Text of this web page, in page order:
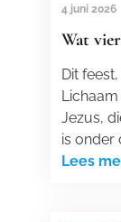
4 juni 2026
Wat
Dit
Jezus,
is onder
Lees